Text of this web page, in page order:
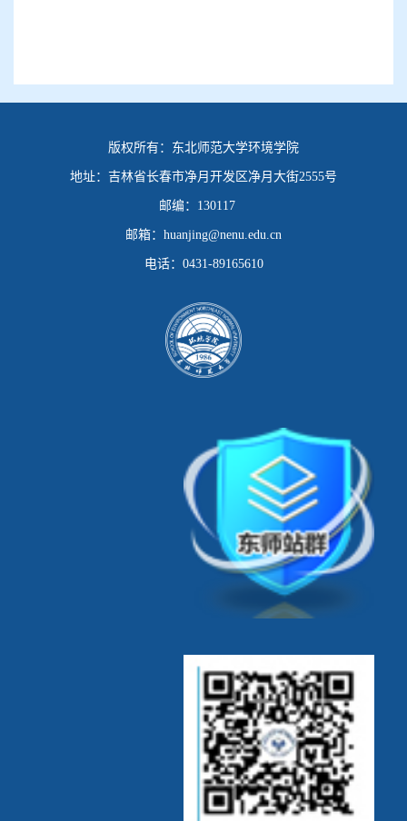
版权所有： 东北师范大学环境学院
地址： 吉林省长春市净月开发区净月大街2555号
邮编： 130117
邮箱： huanjing@nenu.edu.cn
电话： 0431-89165610